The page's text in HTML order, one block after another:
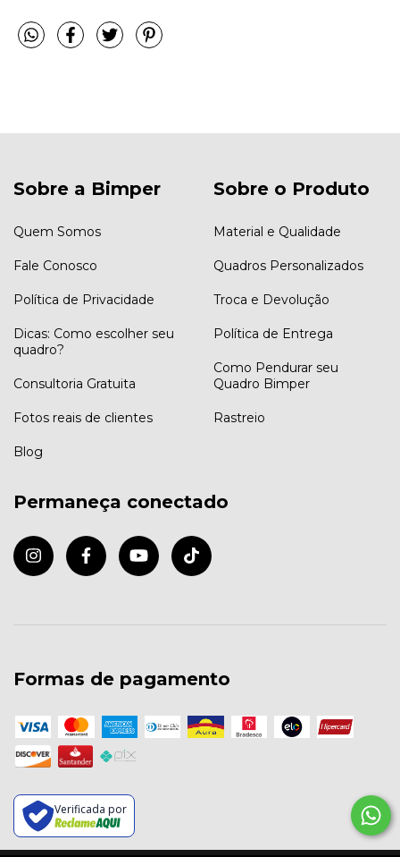
Sobre a Bimper
Quem Somos
Fale Conosco
Política de Privacidade
Dicas: Como escolher seu
quadro?
Consultoria Gratuita
Fotos reais de clientes
Blog
Sobre o Produto
Material e Qualidade
Quadros Personalizados
Troca e Devolução
Política de Entrega
Como Pendurar seu
Quadro Bimper
Rastreio
Permaneça conectado
Formas de pagamento
Verificada por